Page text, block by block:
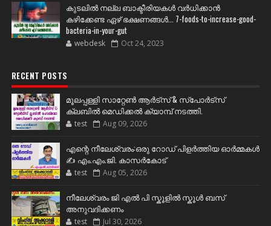
കുടലിൽ നല്ല ബാക്ടീരിയകൾ വര്‍ധിക്കാന്‍
കഴിക്കേണ്ട ഏഴ് ഭക്ഷണങ്ങള്‍... 7-foods-to-increase-good-
bacteria-in-your-gut
webdesk Oct 24, 2023
RECENT POSTS
മൂലപ്പള്ളി സാറ്റേൺ ആർട്സ് & സ്പോർട്സ്
ക്ലബിൽ മെഡിക്കൽ ക്യാമ്പ് നടത്തി.
test Aug 09, 2026
എന്റെ നീലേശ്വരം:ഒരു റോഡ് പിളർത്തിയ ഓർമ്മകൾ
✍️ എം.എം.ജി. കാസർകോട്
test Aug 05, 2026
നീലേശ്വരം ജി എൽ പി സ്കൂളിൽ സ്കൂൾ ബസ്
അനുവദിക്കണം
test Jul 30, 2026